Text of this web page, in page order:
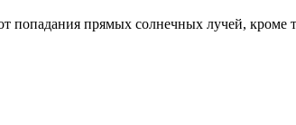
прямых солнечных лучей, кроме